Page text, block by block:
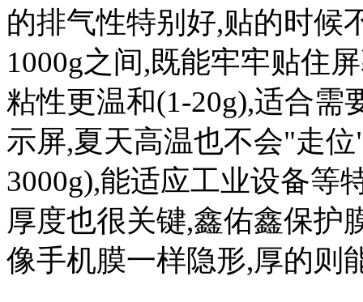
的排气性特别好,贴的时候
1000g之间,既能牢牢贴住
粘性更温和(1-20g),适合需
示屏,夏天高温也不会"走
3000g),能适应工业设备等
厚度也很关键,鑫佑鑫保护
像手机膜一样隐形,厚的则